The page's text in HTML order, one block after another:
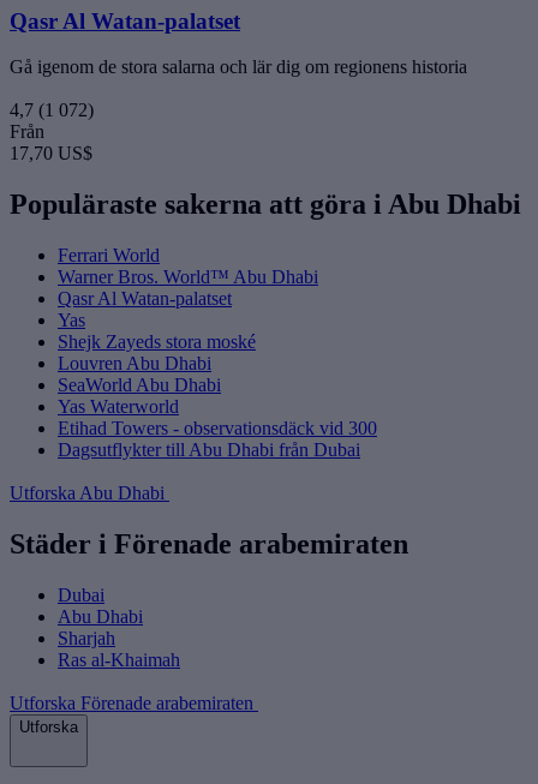
Qasr Al Watan-palatset
Gå igenom de stora salarna och lär dig om regionens historia
4,7 (1 072)
Från
17,70 US$
Populäraste sakerna att göra i Abu Dhabi
Ferrari World
Warner Bros. World™ Abu Dhabi
Qasr Al Watan-palatset
Yas
Shejk Zayeds stora moské
Louvren Abu Dhabi
SeaWorld Abu Dhabi
Yas Waterworld
Etihad Towers - observationsdäck vid 300
Dagsutflykter till Abu Dhabi från Dubai
Utforska Abu Dhabi
Städer i Förenade arabemiraten
Dubai
Abu Dhabi
Sharjah
Ras al-Khaimah
Utforska Förenade arabemiraten
Utforska